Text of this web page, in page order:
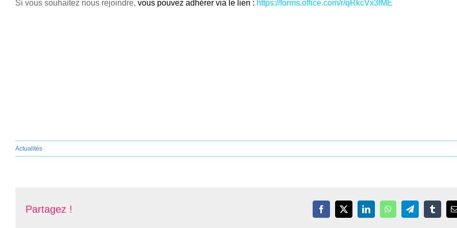
Si vous souhaitez nous rejoindre, vous pouvez adhérer via le lien : https://forms.office.com/r/qRkcVx3fME
Actualités
Partagez ! Facebook
X LinkedInWhatsAppTelegramTumblr